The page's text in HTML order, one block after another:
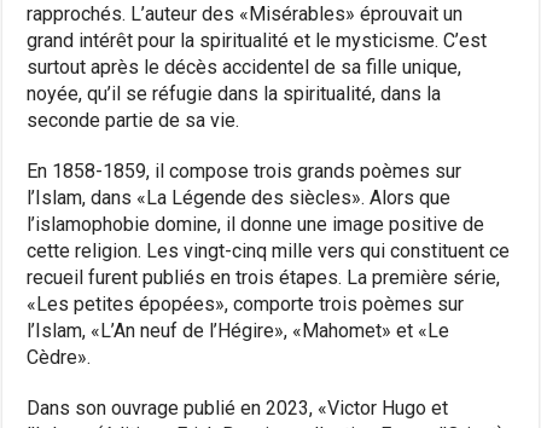
rapprochés. L’auteur des «Misérables» éprouvait un
grand intérêt pour la spiritualité et le mysticisme. C’est
surtout après le décès accidentel de sa fille unique,
noyée, qu’il se réfugie dans la spiritualité, dans la
seconde partie de sa vie.
En 1858-1859, il compose trois grands poèmes sur
l’Islam, dans «La Légende des siècles». Alors que
l’islamophobie domine, il donne une image positive de
cette religion. Les vingt-cinq mille vers qui constituent ce
recueil furent publiés en trois étapes. La première série,
«Les petites épopées», comporte trois poèmes sur
l’Islam, «L’An neuf de l’Hégire», «Mahomet» et «Le
Cèdre».
Dans son ouvrage publié en 2023, «Victor Hugo et